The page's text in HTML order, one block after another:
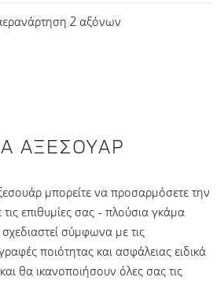
2 αξόνων
ΑΞΕΣΟΥΆΡ
μπορείτε να προσαρμόσετε την
επιθυμίες σας - πλούσια γκάμα
σύμφωνα με τις
ποιότητας και ασφάλειας ειδικά
θα ικανοποιήσουν όλες σας τις